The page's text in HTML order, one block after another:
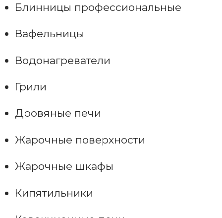
Блинницы профессиональные
Вафельницы
Водонагреватели
Грили
Дровяные печи
Жарочные поверхности
Жарочные шкафы
Кипятильники